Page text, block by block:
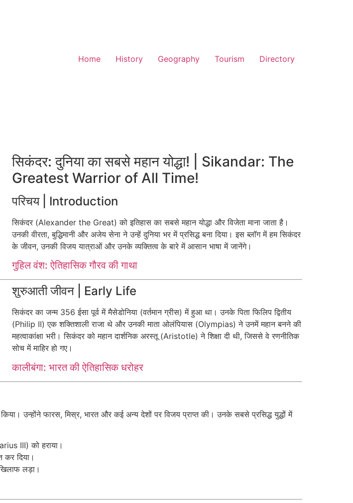
Home History Geography Tourism Directory
सिकंदर: दुनिया का सबसे महान योद्धा! | Sikandar: The
Greatest Warrior of All Time!
परिचय | Introduction
सिकंदर (Alexander the Great) को इतिहास का सबसे महान योद्धा और विजेता माना जाता है।
उनकी वीरता, बुद्धिमानी और अजेय सेना ने उन्हें दुनिया भर में प्रसिद्ध बना दिया। इस ब्लॉग में हम सिकंदर
के जीवन, उनकी विजय यात्राओं और उनके व्यक्तित्व के बारे में आसान भाषा में जानेंगे।
गुहिल वंश: ऐतिहासिक गौरव की गाथा
शुरुआती जीवन | Early Life
सिकंदर का जन्म 356 ईसा पूर्व में मैसेडोनिया (वर्तमान ग्रीस) में हुआ था। उनके पिता फिलिप द्वितीय
(Philip II) एक शक्तिशाली राजा थे और उनकी माता ओलंपियास (Olympias) ने उनमें महान बनने की
महत्वाकांक्षा भरी। सिकंदर को महान दार्शनिक अरस्तू (Aristotle) ने शिक्षा दी थी, जिससे वे रणनीतिक
सोच में माहिर हो गए।
कालीबंगा: भारत की ऐतिहासिक धरोहर
उन्होंने फारस, मिस्र, भारत और कई अन्य देशों पर विजय प्राप्त की। उनके सबसे प्रसिद्ध युद्धों में
III) को हराया।
कर दिया।
लड़ा।